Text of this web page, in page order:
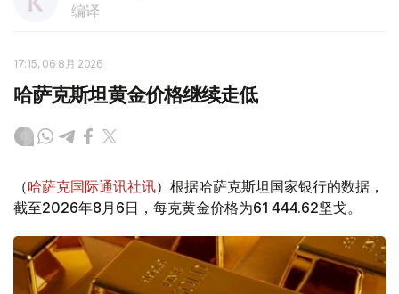
编译
17:15, 06 8月 2026
哈萨克斯坦黄金价格继续走低
（哈萨克国际通讯社讯）根据哈萨克斯坦国家银行的数据，
截至2026年8月6日，每克黄金价格为61 444.62坚戈。